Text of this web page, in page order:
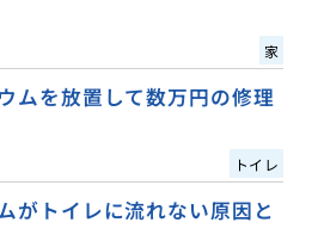
家
ムを放置して数万円の修理
トイレ
がトイレに流れない原因と